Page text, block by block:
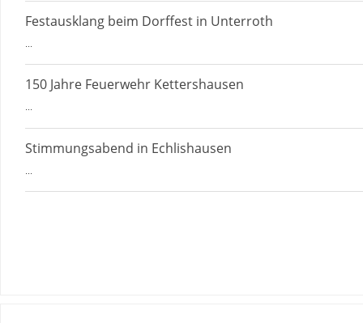
Festausklang beim Dorffest in Unterroth
150 Jahre Feuerwehr Kettershausen
...
Stimmungsabend in Echlishausen